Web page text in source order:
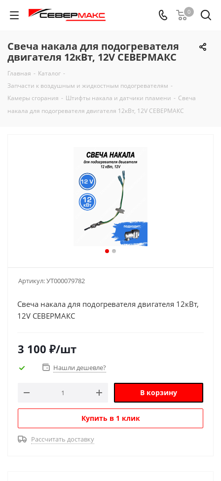
0
Свеча накала для подогревателя
двигателя 12кВт, 12V СЕВЕРМАКС
Главная - Каталог -
Запчасти к воздушным и жидкостным подогревателям -
Камеры сгорания - Штифты накала и датчики пламени - Свеча
накала для подогревателя двигателя 12кВт, 12V СЕВЕРМАКС
Артикул:УТ000079782
Свеча накала для подогревателя двигателя 12кВт,
12V СЕВЕРМАКС
3 100 ₽/шт
Нашли дешевле?
В корзину
Купить в 1 клик
Рассчитать доставку